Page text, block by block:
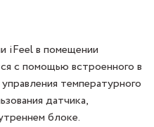
iFeel в помещении
с помощью встроенного в
температурного
датчика,
блоке.